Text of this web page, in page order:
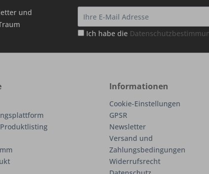
und
Ich habe die
Informationen
Cookie-Einstellungen
GPSR
Newsletter
Versand und
Zahlungsbedingungen
Widerrufsrecht